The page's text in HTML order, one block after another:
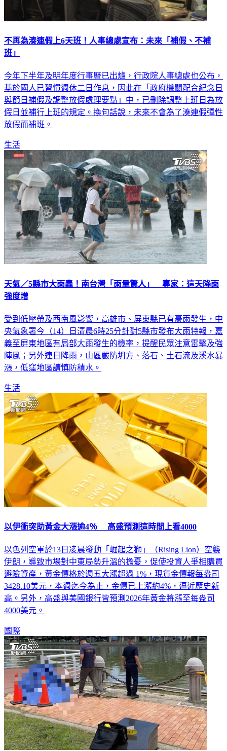
不再為湊連假上6天班！人事總處宣布：未來「補假、不補
班」
今年下半年及明年度行事曆已出爐，行政院人事總處也公布，
基於國人已習慣週休二日作息，因此在「政府機關配合紀念日
與節日補假及調整放假處理要點」中，已刪除調整上班日為放
假日並補行上班的規定。換句話說，未來不會為了湊連假彈性
放假而補班。
生活
天氣／5縣市大雨轟！南台灣「雨量驚人」 專家：這天降雨
強度增
受到低壓帶及西南風影響，高雄市、屏東縣已有豪雨發生，中
央氣象署今（14）日清晨6時25分針對5縣市發布大雨特報，嘉
義至屏東地區有局部大雨發生的機率，提醒民眾注意雷擊及強
陣風；另外連日降雨，山區嚴防坍方、落石、土石流及溪水暴
漲，低窪地區請慎防積水。
生活
以伊衝突助黃金大漲逾4％ 高盛預測這時間上看4000
以色列空軍於13日凌晨發動「崛起之獅」（Rising Lion）空襲
伊朗，導致市場對中東局勢升溫的擔憂，促使投資人爭相購買
避險資產，黃金價格於週五大漲超過 1%，現貨金價報每盎司
3428.10美元，本週迄今為止，金價已上漲約4%，逼近歷史新
高。另外，高盛與美國銀行皆預測2026年黃金將漲至每盎司
4000美元。
國際